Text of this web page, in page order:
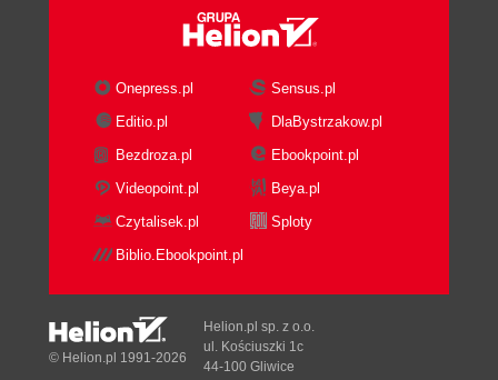
Onepress.pl
Sensus.pl
Editio.pl
DlaBystrzakow.pl
Bezdroza.pl
Ebookpoint.pl
Videopoint.pl
Beya.pl
Czytalisek.pl
Sploty
Biblio.Ebookpoint.pl
© Helion.pl 1991-2026
Helion.pl sp. z o.o.
ul. Kościuszki 1c
44-100 Gliwice